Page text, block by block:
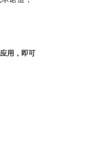
用，即可